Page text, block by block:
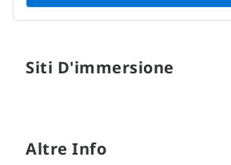
Siti D'immersione
Altre Info